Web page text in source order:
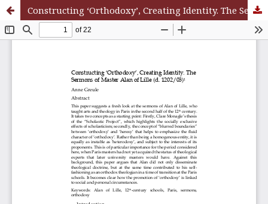
Constructing ‘Orthodoxy’, Creating Identity. The Sermons of Master Alan of Lille (d. 1202/03)